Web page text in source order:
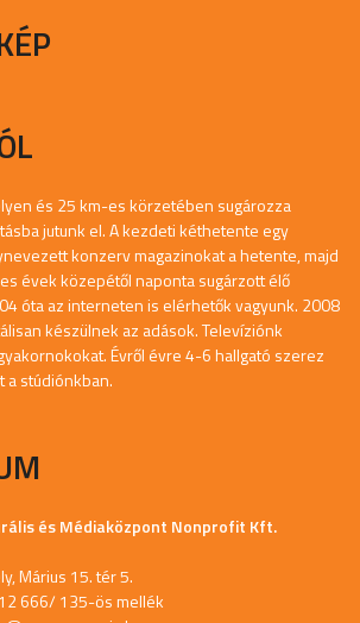
és 25 km-es körzetében sugározza
jutunk el. A kezdeti kéthetente egy
konzerv magazinokat a hetente, majd
évek közepétől naponta sugárzott élő
óta az interneten is elérhetők vagyunk. 2008
készülnek az adások. Televíziónk
Évről évre 4-6 hallgató szerez
a stúdiónkban.
és Médiaközpont Nonprofit Kft.
Márius 15. tér 5.
666/ 135-ös mellék